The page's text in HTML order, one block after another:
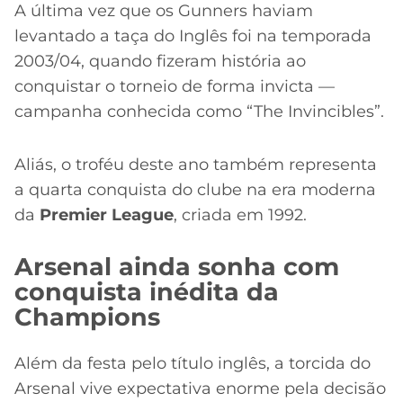
A última vez que os Gunners haviam
levantado a taça do Inglês foi na temporada
2003/04, quando fizeram história ao
conquistar o torneio de forma invicta —
campanha conhecida como “The Invincibles”.
Aliás, o troféu deste ano também representa
a quarta conquista do clube na era moderna
da Premier League, criada em 1992.
Arsenal ainda sonha com
conquista inédita da
Champions
Além da festa pelo título inglês, a torcida do
Arsenal vive expectativa enorme pela decisão